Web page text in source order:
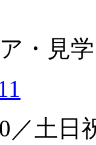
・見
／土日